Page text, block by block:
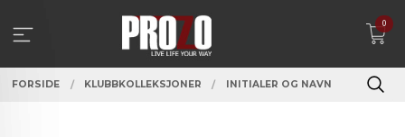
innholdet
0
FORSIDE KLUBBKOLLEKSJONER INITIALER OG NAVN